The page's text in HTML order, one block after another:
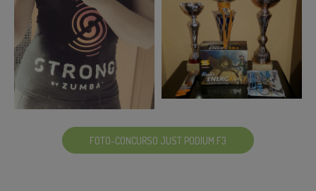
FOTO-CONCURSO JUST PODIUM F3